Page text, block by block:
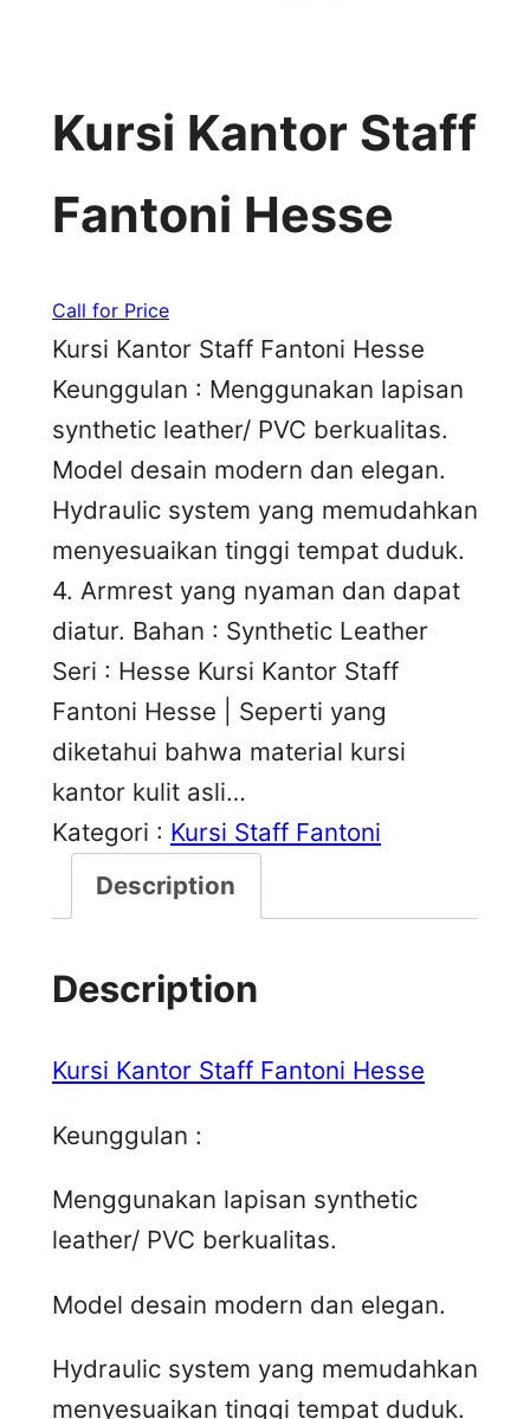
Kursi Kantor Staff
Fantoni Hesse
Call for Price
Kursi Kantor Staff Fantoni Hesse
Keunggulan : Menggunakan lapisan
synthetic leather/ PVC berkualitas.
Model desain modern dan elegan.
Hydraulic system yang memudahkan
menyesuaikan tinggi tempat duduk.
4. Armrest yang nyaman dan dapat
diatur. Bahan : Synthetic Leather
Seri : Hesse Kursi Kantor Staff
Fantoni Hesse | Seperti yang
diketahui bahwa material kursi
kantor kulit asli…
Kategori : Kursi Staff Fantoni
Description
Description
Kursi Kantor Staff Fantoni Hesse
Keunggulan :
Menggunakan lapisan synthetic
leather/ PVC berkualitas.
Model desain modern dan elegan.
Hydraulic system yang memudahkan
menyesuaikan tinggi tempat duduk.